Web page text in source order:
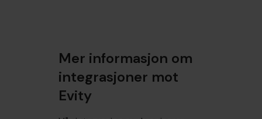
Mer informasjon om
integrasjoner mot
Evity